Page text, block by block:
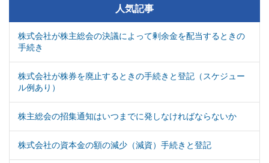
人気記事
株式会社が株主総会の決議によって剰余金を配当するときの
手続き
株式会社が株券を廃止するときの手続きと登記（スケジュー
ル例あり）
株主総会の招集通知はいつまでに発しなければならないか
株式会社の資本金の額の減少（減資）手続きと登記